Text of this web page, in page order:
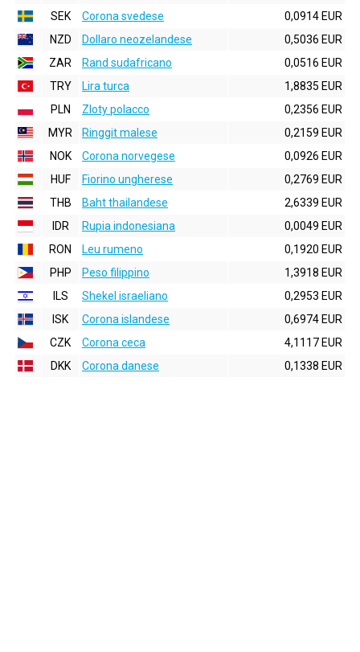
SEK
Corona svedese
0,0914 EUR
NZD
Dollaro neozelandese
0,5036 EUR
ZAR
Rand sudafricano
0,0516 EUR
TRY
Lira turca
1,8835 EUR
PLN
Zloty polacco
0,2356 EUR
MYR
Ringgit malese
0,2159 EUR
NOK
Corona norvegese
0,0926 EUR
HUF
Fiorino ungherese
0,2769 EUR
THB
Baht thailandese
2,6339 EUR
IDR
Rupia indonesiana
0,0049 EUR
RON
Leu rumeno
0,1920 EUR
PHP
Peso filippino
1,3918 EUR
ILS
Shekel israeliano
0,2953 EUR
ISK
Corona islandese
0,6974 EUR
CZK
Corona ceca
4,1117 EUR
DKK
Corona danese 0,1338 EUR